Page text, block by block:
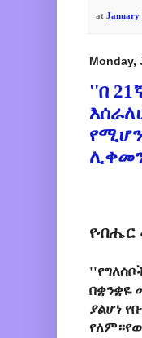
at January
Monday,
''በ
የብሔር
በቋንቋዬ
ያልሆነ